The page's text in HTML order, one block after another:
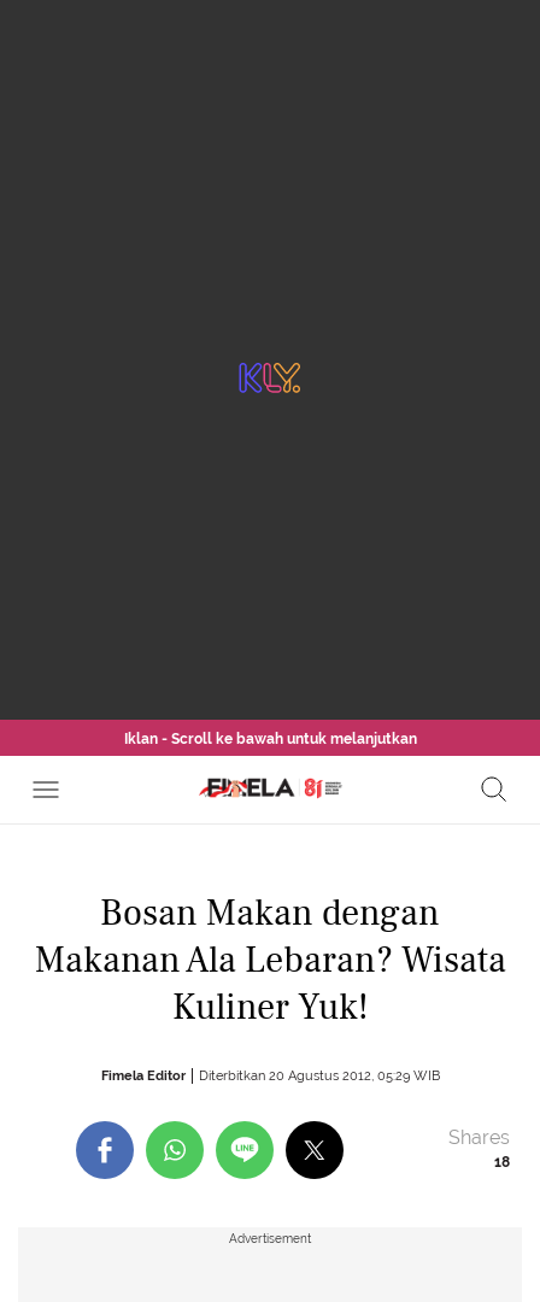
Iklan - Scroll ke bawah untuk melanjutkan
Bosan Makan dengan
Makanan Ala Lebaran? Wisata
Kuliner Yuk!
Fimela Editor Diterbitkan 20 Agustus 2012, 05:29 WIB
18
Shares
Advertisement